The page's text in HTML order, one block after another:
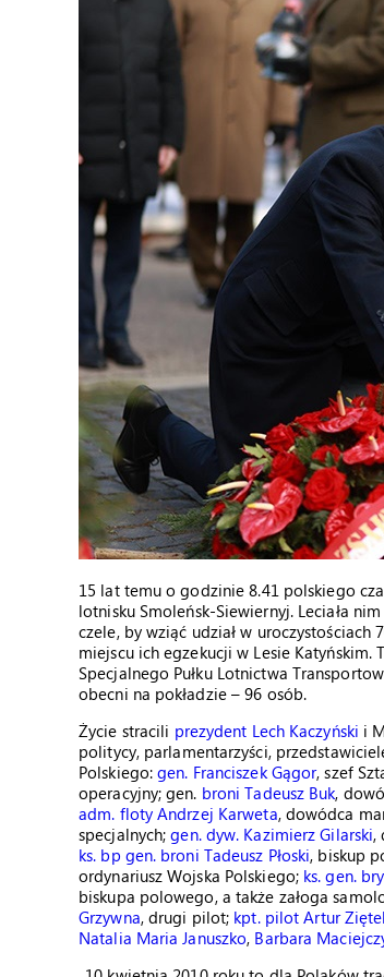
15 lat temu o godzinie 8.41 polskiego
lotnisku Smoleńsk-Siewiernyj. Leciała
czele, by wziąć udział w uroczystościach
miejscu ich egzekucji w Lesie Katyńskim.
Specjalnego Pułku Lotnictwa
obecni na pokładzie – 96 osób.
Życie stracili prezydent Lech Kaczyński i
politycy, parlamentarzyści,
Polskiego:gen. Franciszek Gągor, szef
operacyjny; gen. broni Tadeusz Buk,
adm. floty Andrzej Karweta, dowódca
specjalnych;gen. dyw. Kazimierz Gilarski,
ks. bp gen. broni Tadeusz Płoski, biskup
ordynariusz Wojska Polskiego; ks. gen.
biskupa polowego, a także załoga
Grzywna, drugi pilot; kpt. pilot Artur
Natalia Maria Januszko, Barbara